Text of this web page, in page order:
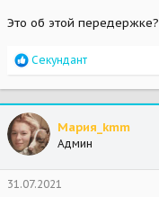
Это об этой передержке?
R
a
c
t
i
o
n
s
:
Секундант
Мария_kmm
Админ
31.07.2021